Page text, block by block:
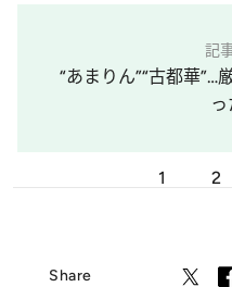
記
“あまりん”“古都華”…
1 2
Share